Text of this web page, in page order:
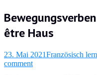
être Haus
23. Mai 2021Französisch
comment